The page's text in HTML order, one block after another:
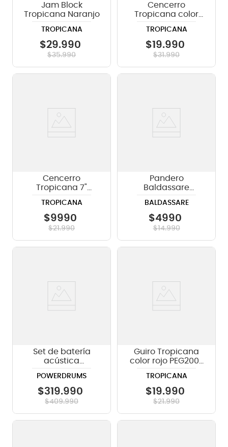
Jam Block
Tropicana Naranjo
TROPICANA
$29.990
$35.990
Cencerro
Tropicana color
CBH516
TROPICANA
$19.990
$31.990
Cencerro
Tropicana 7"
CH
TROPICANA
$9990
$21.990
Pandero
Baldassare
medialuna color
negro (BK)
BALDASSARE
$4990
$14.990
Set de batería
acústica
FKY - Yellow
POWERDRUMS
$319.990
$409.990
Guiro Tropicana
color rojo PEG200-
TROPICANA
$19.990
$21.990